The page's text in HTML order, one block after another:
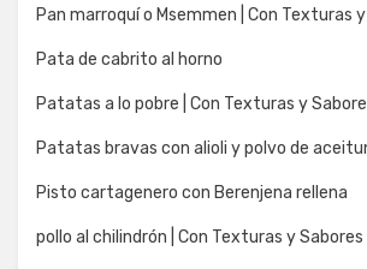
Pan marroquí o Msemmen | Con Texturas
Pata de cabrito al horno
Patatas a lo pobre | Con Texturas y
Patatas bravas con alioli y polvo de
Pisto cartagenero con Berenjena rellena
pollo al chilindrón | Con Texturas y Sabores